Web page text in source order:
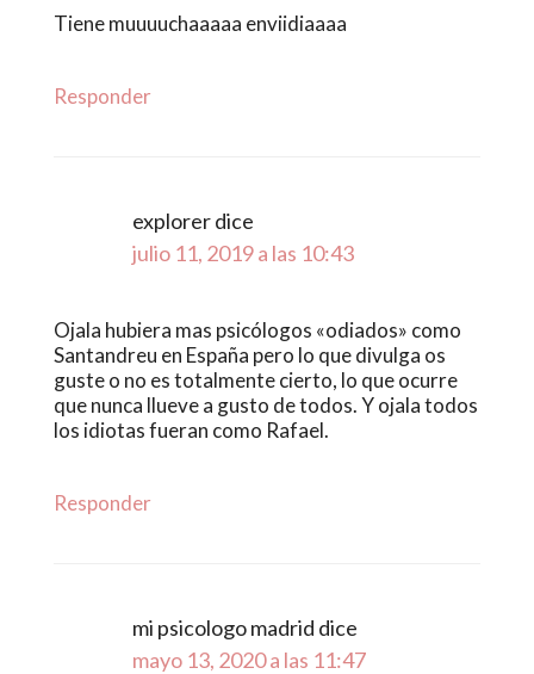
Tiene muuuuchaaaaa enviidiaaaa
Responder
explorerdice
julio 11, 2019 a las 10:43
Ojala hubiera mas psicólogos «odiados» como
Santandreu en España pero lo que divulga os
guste o no es totalmente cierto, lo que ocurre
que nunca llueve a gusto de todos. Y ojala todos
los idiotas fueran como Rafael.
Responder
mi psicologo madrid dice
mayo 13, 2020 a las 11:47